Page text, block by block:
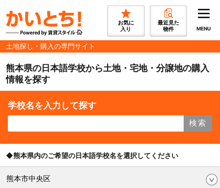
お気に
入り
最近見た
物件
MENU
土地探し・購入の専門サイト
熊本県の日本語学校から土地・宅地・分譲地の購入
情報を探す
学校名を入力して探す
検索
◆熊本県内のご希望の日本語学校名を選択してください
熊本市中央区